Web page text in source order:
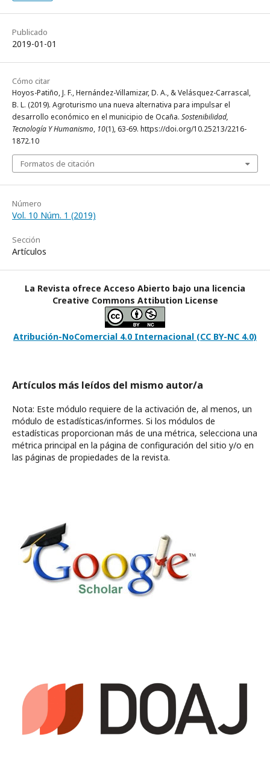
Publicado
2019-01-01
Cómo citar
Hoyos-Patiño, J. F., Hernández-Villamizar, D. A., & Velásquez-Carrascal,
B. L. (2019). Agroturismo una nueva alternativa para impulsar el
desarrollo económico en el municipio de Ocaña. Sostenibilidad,
Tecnología Y Humanismo, 10(1), 63-69. https://doi.org/10.25213/2216-
1872.10
Formatos de citación
Número
Vol. 10 Núm. 1 (2019)
Sección
Artículos
La Revista ofrece Acceso Abierto bajo una licencia
Creative Commons Attibution License
Atribución-NoComercial 4.0 Internacional (CC BY-NC 4.0)
Artículos más leídos del mismo autor/a
Nota: Este módulo requiere de la activación de, al menos, un
módulo de estadísticas/informes. Si los módulos de
estadísticas proporcionan más de una métrica, selecciona una
métrica principal en la página de configuración del sitio y/o en
las páginas de propiedades de la revista.